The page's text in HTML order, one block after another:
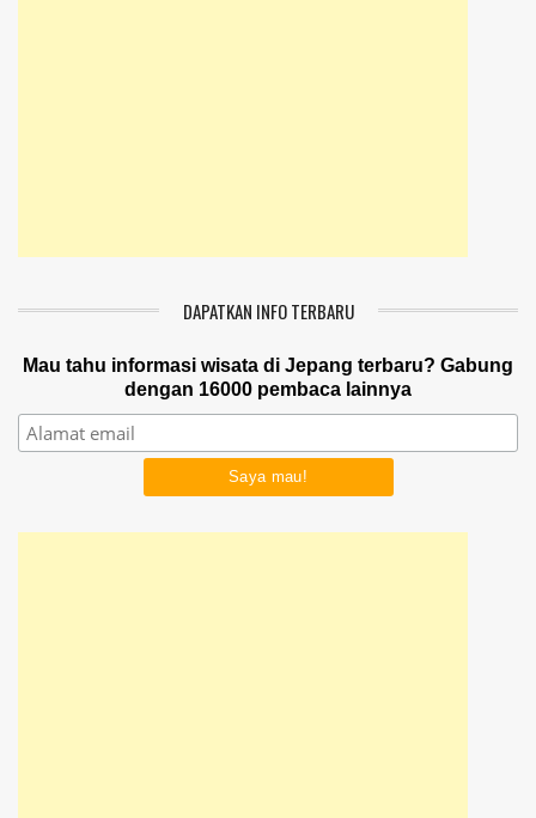
DAPATKAN INFO TERBARU
Mau tahu informasi wisata di Jepang terbaru? Gabung
dengan 16000 pembaca lainnya